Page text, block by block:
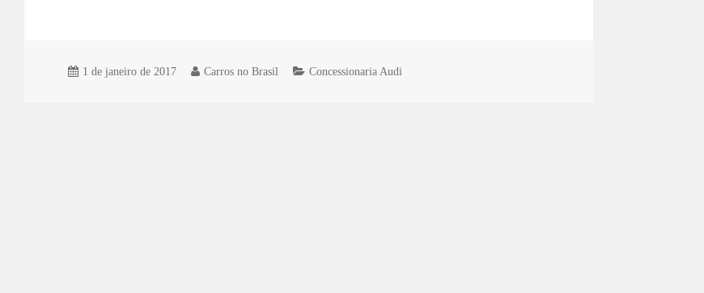
1 de janeiro de 2017 Carros no Brasil Concessionaria Audi